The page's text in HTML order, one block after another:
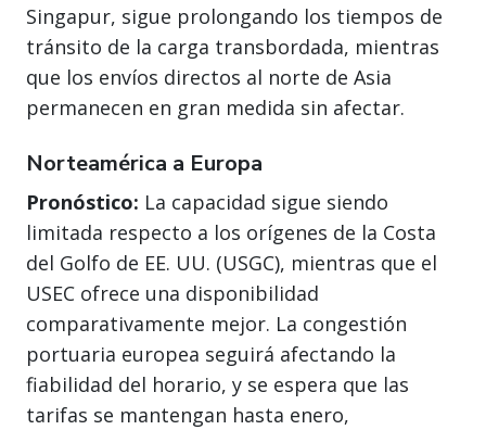
Singapur, sigue prolongando los tiempos de
tránsito de la carga transbordada, mientras
que los envíos directos al norte de Asia
permanecen en gran medida sin afectar.
Norteamérica a Europa
Pronóstico: La capacidad sigue siendo
limitada respecto a los orígenes de la Costa
del Golfo de EE. UU. (USGC), mientras que el
USEC ofrece una disponibilidad
comparativamente mejor. La congestión
portuaria europea seguirá afectando la
fiabilidad del horario, y se espera que las
tarifas se mantengan hasta enero,